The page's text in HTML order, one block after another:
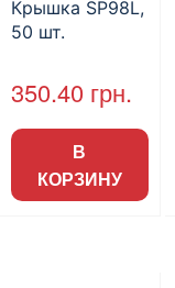
Крышка SP98L,
50 шт.
350.40 грн.
В
КОРЗИНУ